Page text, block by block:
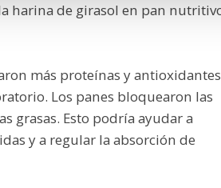
harina de girasol en pan
más proteínas y
Los panes bloquearon las
grasas. Esto podría ayudar a
y a regular la absorción de